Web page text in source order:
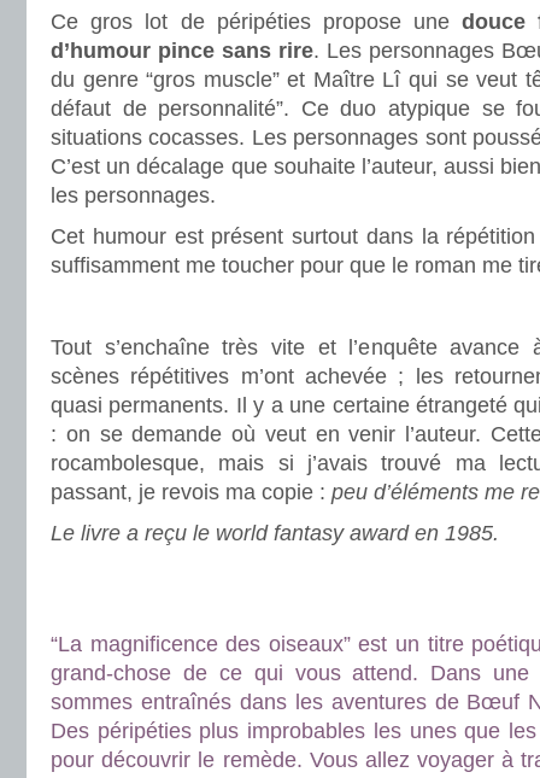
Ce gros lot de péripéties propose unedouce
d’humour pince sans rire. Les personnages
du genre “gros muscle” et Maître Lî qui se veut
défaut de personnalité”. Ce duo atypique se
situations cocasses. Les personnages sont
C’est un décalage que souhaite l’auteur, aussi
les personnages.
Cet humour est présent surtout dans la
suffisamment me toucher pour que le roman me
Tout s’enchaîne très vite et l’enquête avance
scènes répétitives m’ont achevée ; les
quasi permanents. Il y a une certaine étrangeté
: on se demande où veut en venir l’auteur.
rocambolesque, mais si j’avais trouvé ma
passant, je revois ma copie : peu d’éléments me
Le livre a reçu le world fantasy award en 1985.
“La magnificence des oiseaux” est un titre
grand-chose de ce qui vous attend. Dans une
sommes entraînés dans les aventures de Bœuf
Des péripéties plus improbables les unes que
pour découvrir le remède. Vous allez voyager à